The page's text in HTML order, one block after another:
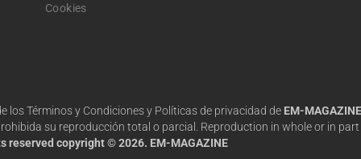
Cookies
los Términos y Condiciones y Políticas de privacidad de EM-MAGAZINE
su reproducción total o parcial. Reproduction in whole or in part
reserved copyright © 2026. EM-MAGAZINE